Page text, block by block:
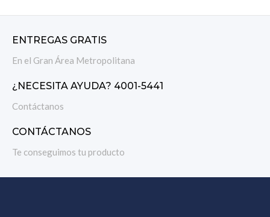
ENTREGAS GRATIS
En el Gran Área Metropolitana
¿NECESITA AYUDA? 4001-5441
Contáctanos
CONTÁCTANOS
Te conseguimos tu producto